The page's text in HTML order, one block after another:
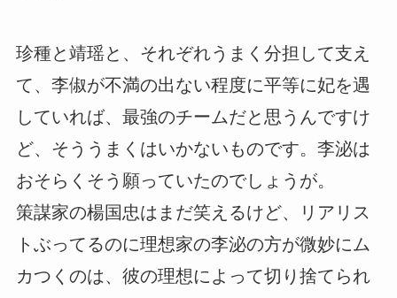
珍種と靖瑶と、それぞれうまく分担して支え
て、李俶が不満の出ない程度に平等に妃を遇
していれば、最強のチームだと思うんですけ
ど、そううまくはいかないものです。李泌は
おそらくそう願っていたのでしょうが。
策謀家の楊国忠はまだ笑えるけど、リアリス
トぶってるのに理想家の李泌の方が微妙にム
カつくのは、彼の理想によって切り捨てられ